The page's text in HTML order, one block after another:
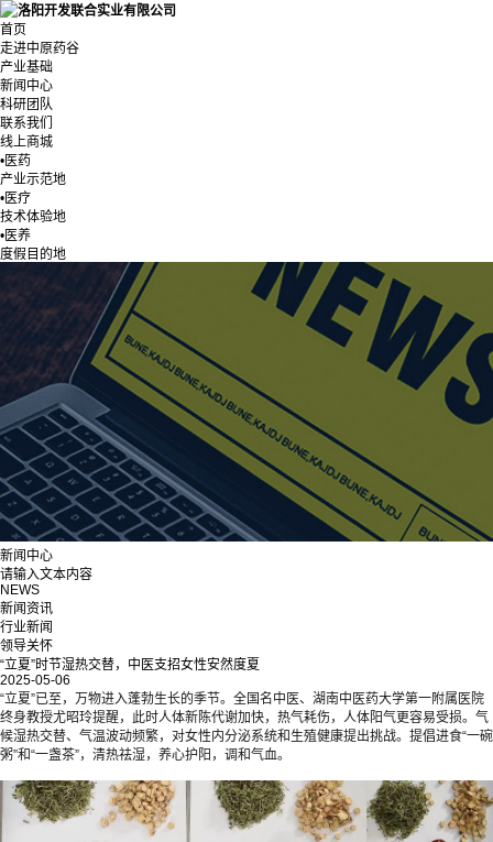
首页
走进中原药谷
产业基础
新闻中心
科研团队
联系我们
线上商城
•医药
产业示范地
•医疗
技术体验地
•医养
度假目的地
新闻中心
请输入文本内容
NEWS
新闻资讯
行业新闻
领导关怀
“立夏”时节湿热交替，中医支招女性安然度夏
2025-05-06
“立夏”已至，万物进入蓬勃生长的季节。全国名中医、湖南中医药大学第一附属医院
终身教授尤昭玲提醒，此时人体新陈代谢加快，热气耗伤，人体阳气更容易受损。气
候湿热交替、气温波动频繁，对女性内分泌系统和生殖健康提出挑战。提倡进食“一碗
粥”和“一盏茶”，清热祛湿，养心护阳，调和气血。